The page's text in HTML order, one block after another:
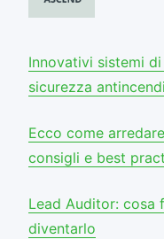
Innovativi sistemi
sicurezza
Ecco come
consigli e best
Lead Auditor: cosa
diventarlo